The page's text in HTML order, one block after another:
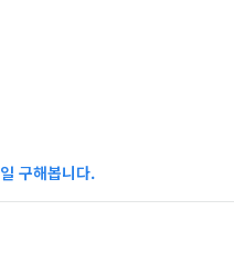
구해봅니다.